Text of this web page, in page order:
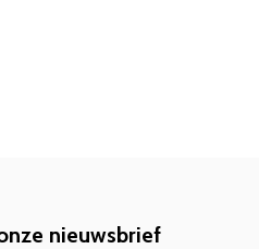
nieuwsbrief